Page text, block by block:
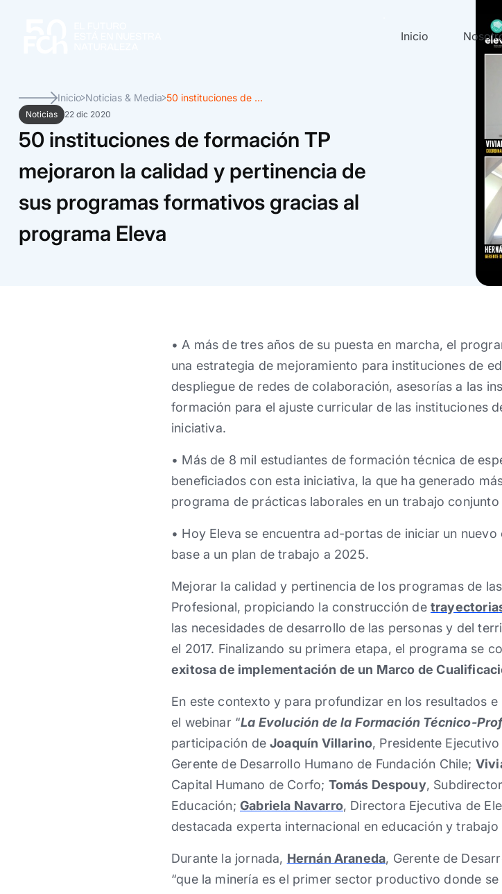
Inicio
Inicio Noticias & Media 50 instituciones de ...
Noticias 22 dic 2020
50 instituciones de formación TP
mejoraron la calidad y pertinencia de
sus programas formativos gracias al
programa Eleva
• A más de tres años de su puesta en marcha, el
una estrategia de mejoramiento para instituciones de
despliegue de redes de colaboración, asesorías a las
formación para el ajuste curricular de las instituciones
iniciativa.
• Más de 8 mil estudiantes de formación técnica de
beneficiados con esta iniciativa, la que ha generado
programa de prácticas laborales en un trabajo
• Hoy Eleva se encuentra ad-portas de iniciar un
base a un plan de trabajo a 2025.
Mejorar la calidad y pertinencia de los programas de
Profesional, propiciando la construcción de
las necesidades de desarrollo de las personas y del
el 2017. Finalizando su primera etapa, el programa se
exitosa de implementación de un Marco de
En este contexto y para profundizar en los resultados
el webinar “La Evolución de la Formación Técnico-
participación deJoaquín Villarino, Presidente
Gerente de Desarrollo Humano de Fundación Chile;
Capital Humano de Corfo; Tomás Despouy,
Educación; Gabriela Navarro, Directora Ejecutiva de
destacada experta internacional en educación y trabajo
Durante la jornada, Hernán Araneda, Gerente de
“que la minería es el primer sector productivo donde